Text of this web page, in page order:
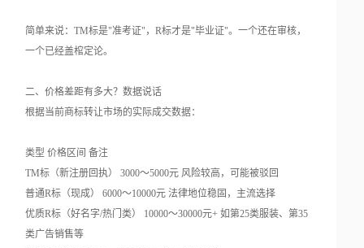
简单来说：TM标是"准考证"，R标才是"毕业证"。一个还在审核，
一个已经盖棺定论。
二、价格差距有多大？数据说话
根据当前商标转让市场的实际成交数据：
类型 价格区间 备注
TM标（新注册回执） 3000～5000元 风险较高，可能被驳回
普通R标（现成） 6000～10000元 法律地位稳固，主流选择
优质R标（好名字/热门类） 10000～30000元+ 如第25类服装、第35
类广告销售等